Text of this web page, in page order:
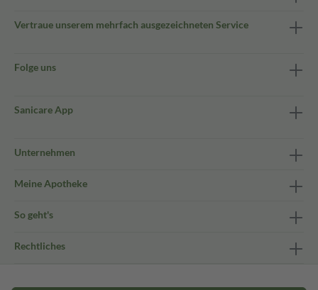
Vertraue unserem mehrfach ausgezeichneten Service
Folge uns
Sanicare App
Unternehmen
Meine Apotheke
So geht's
Rechtliches